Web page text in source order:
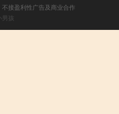
接盈利性广告及商业合作
男孩